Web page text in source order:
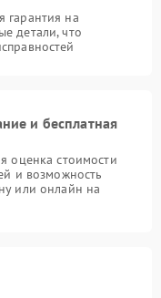
гарантия на
детали, что
и бесплатная
оценка стоимости
и возможность
или онлайн на